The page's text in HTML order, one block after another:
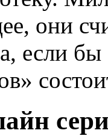
они
если бы